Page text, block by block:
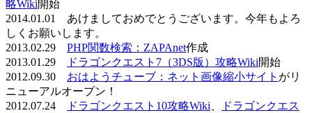
略Wiki開始
2014.01.01 あけましておめでとうございます。今年もよろ
しくお願いします。
2013.02.29 PHP関数検索：ZAPAnet作成
2013.01.29
ドラゴンクエスト7（3DS版）攻略Wiki開始
2012.09.30 おはようチューブ：ネット画像縮小サイト がリ
ニューアルオープン！
2012.07.24
ドラゴンクエスト10攻略Wiki
ドラゴンクエス